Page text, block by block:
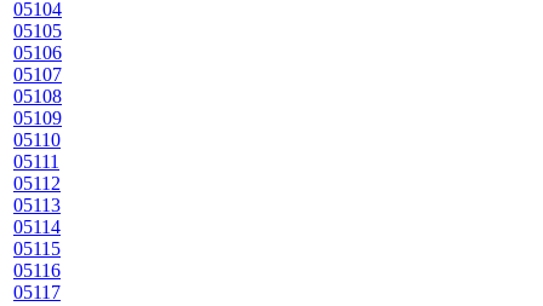
05104
05105
05106
05107
05108
05109
05110
05111
05112
05113
05114
05115
05116
05117